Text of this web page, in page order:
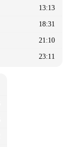
13:13
18:31
21:10
23:11